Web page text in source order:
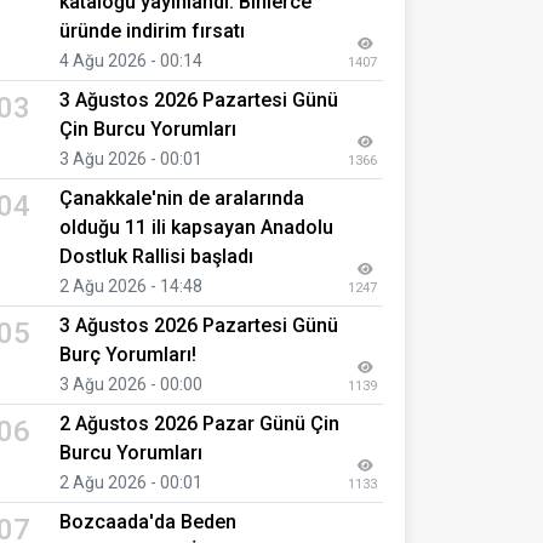
üründe indirim fırsatı
4 Ağu 2026 - 00:14 1407
3 Ağustos 2026 Pazartesi Günü
Çin Burcu Yorumları
3 Ağu 2026 - 00:01 1366
Çanakkale'nin de aralarında
olduğu 11 ili kapsayan Anadolu
Dostluk Rallisi başladı
2 Ağu 2026 - 14:48 1247
3 Ağustos 2026 Pazartesi Günü
Burç Yorumları!
3 Ağu 2026 - 00:00 1139
2 Ağustos 2026 Pazar Günü Çin
Burcu Yorumları
2 Ağu 2026 - 00:01 1133
Bozcaada'da Beden